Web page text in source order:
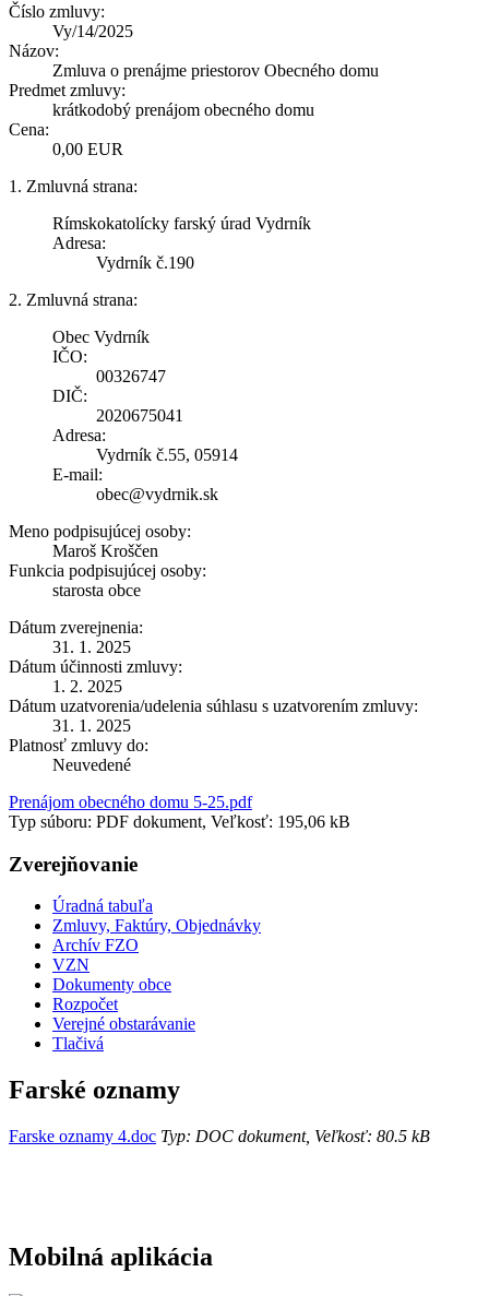
Číslo zmluvy:
Vy/14/2025
Názov:
Zmluva o prenájme priestorov Obecného domu
Predmet zmluvy:
krátkodobý prenájom obecného domu
Cena:
0,00 EUR
1. Zmluvná strana:
Rímskokatolícky farský úrad Vydrník
Adresa:
Vydrník č.190
2. Zmluvná strana:
Obec Vydrník
IČO:
00326747
DIČ:
2020675041
Adresa:
Vydrník č.55, 05914
E-mail:
obec@vydrnik.sk
Meno podpisujúcej osoby:
Maroš Kroščen
Funkcia podpisujúcej osoby:
starosta obce
Dátum zverejnenia:
31. 1. 2025
Dátum účinnosti zmluvy:
1. 2. 2025
Dátum uzatvorenia/udelenia súhlasu s uzatvorením zmluvy:
31. 1. 2025
Platnosť zmluvy do:
Neuvedené
Prenájom obecného domu 5-25.pdf
Typ súboru: PDF dokument, Veľkosť: 195,06 kB
Zverejňovanie
Úradná tabuľa
Zmluvy, Faktúry, Objednávky
Archív FZO
VZN
Dokumenty obce
Rozpočet
Verejné obstarávanie
Tlačivá
Farské oznamy
Farske oznamy 4.doc Typ: DOC dokument, Veľkosť: 80.5 kB
Mobilná aplikácia